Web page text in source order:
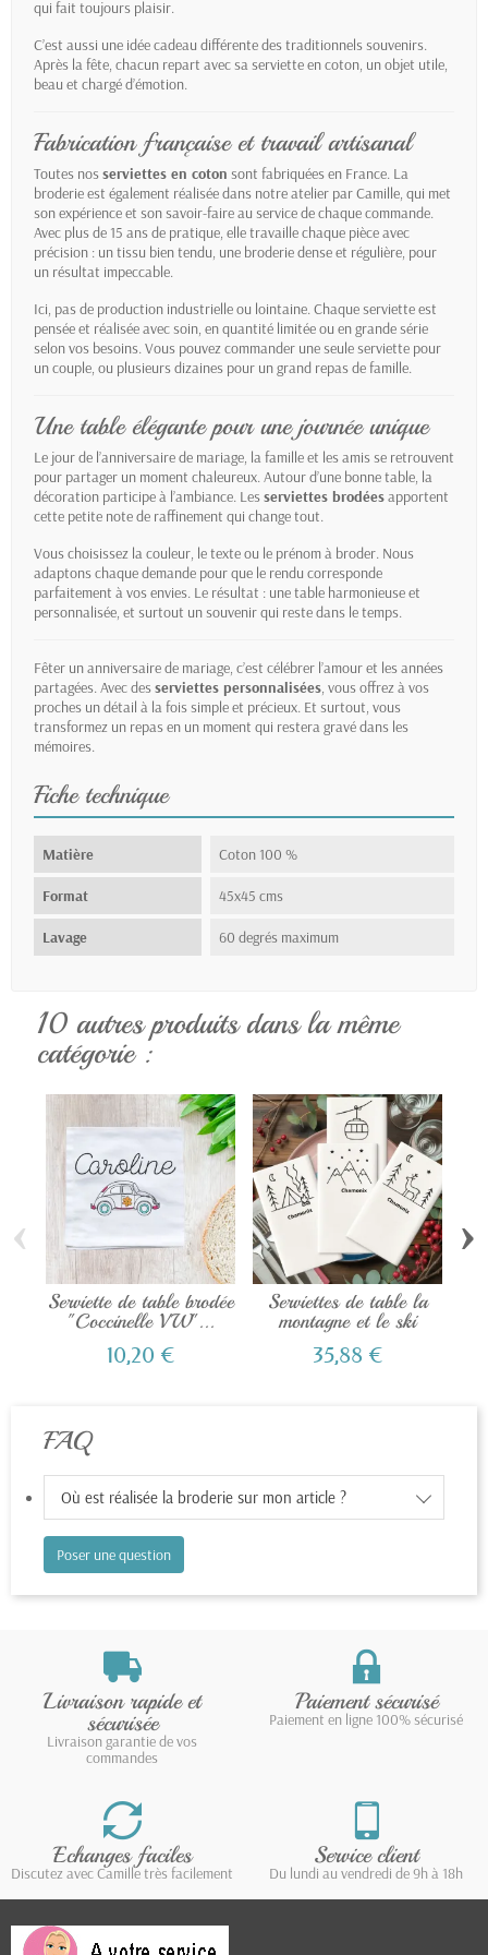
qui fait toujours plaisir.
C’est aussi une idée cadeau différente des traditionnels souvenirs.
Après la fête, chacun repart avec sa serviette en coton, un objet utile,
beau et chargé d’émotion.
Fabrication française et travail artisanal
Toutes nosserviettes en coton sont fabriquées en France. La
broderie est également réalisée dans notre atelier par Camille, qui met
son expérience et son savoir-faire au service de chaque commande.
Avec plus de 15 ans de pratique, elle travaille chaque pièce avec
précision : un tissu bien tendu, une broderie dense et régulière, pour
un résultat impeccable.
Ici, pas de production industrielle ou lointaine. Chaque serviette est
pensée et réalisée avec soin, en quantité limitée ou en grande série
selon vos besoins. Vous pouvez commander une seule serviette pour
un couple, ou plusieurs dizaines pour un grand repas de famille.
Une table élégante pour une journée unique
Le jour de l’anniversaire de mariage, la famille et les amis se retrouvent
pour partager un moment chaleureux. Autour d’une bonne table, la
décoration participe à l’ambiance. Lesserviettes brodéesapportent
cette petite note de raffinement qui change tout.
Vous choisissez la couleur, le texte ou le prénom à broder. Nous
adaptons chaque demande pour que le rendu corresponde
parfaitement à vos envies. Le résultat : une table harmonieuse et
personnalisée, et surtout un souvenir qui reste dans le temps.
Fêter un anniversaire de mariage, c’est célébrer l’amour et les années
partagées. Avec desserviettes personnalisées, vous offrez à vos
proches un détail à la fois simple et précieux. Et surtout, vous
transformez un repas en un moment qui restera gravé dans les
mémoires.
Fiche technique
Matière Coton 100 %
Format 45x45 cms
Lavage 60 degrés maximum
10 autres produits dans la même
catégorie :
Serviette de table brodée
"Coccinelle VW"...
10,20 €
Serviettes de table la
montagne et le ski
35,88 €
‹ ›
FAQ
Où est réalisée la broderie sur mon article ?
Poser une question
Livraison rapide et
sécurisée
Livraison garantie de vos
commandes
Paiement sécurisé
Paiement en ligne 100% sécurisé
Echanges faciles
Discutez avec Camille très facilement
Service client
Du lundi au vendredi de 9h à 18h